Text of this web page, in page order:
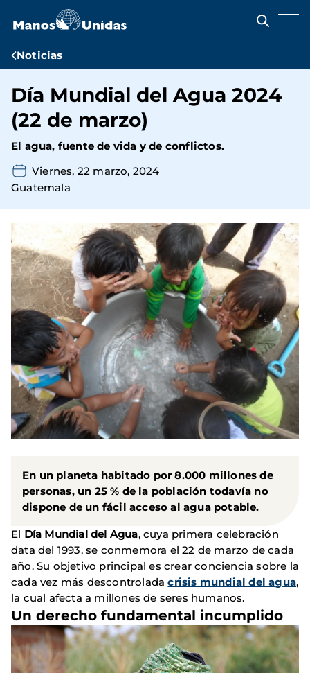
contenido
Ruta
navegación
Noticias
Día Mundial del Agua 2024
(22 de marzo)
El agua, fuente de vida y de conflictos.
Viernes, 22 marzo, 2024
Guatemala
En un planeta habitado por 8.000 millones de
personas, un 25 % de la población todavía no
dispone de un fácil acceso al agua potable.
El Día Mundial del Agua, cuya primera celebración
data del 1993, se conmemora el 22 de marzo de cada
año. Su objetivo principal es crear conciencia sobre la
cada vez más descontroladacrisis mundial del agua,
la cual afecta a millones de seres humanos.
Un derecho fundamental incumplido